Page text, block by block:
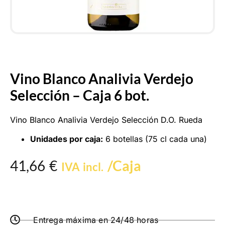
Vino Blanco Analivia Verdejo
Selección – Caja 6 bot.
Vino Blanco Analivia Verdejo Selección D.O. Rueda
Unidades por caja: 6 botellas (75 cl cada una)
41,66 € IVA incl. /Caja
Entrega máxima en 24/48 horas